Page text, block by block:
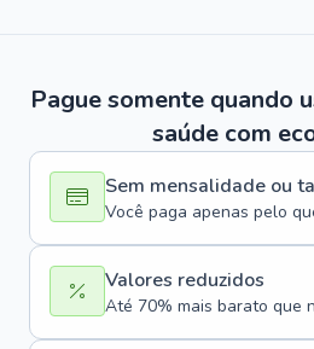
Pague somente quando
saúde com
Sem mensalidade ou
Você paga apenas pelo
Valores reduzidos
Até 70% mais barato que